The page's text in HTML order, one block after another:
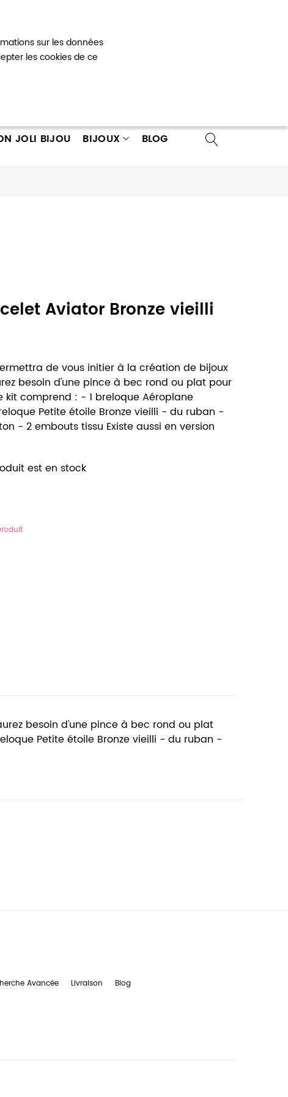
sur les données
les cookies de ce
un compte
JOLI BIJOU BIJOUX BLOG
Aviator Bronze vieilli
de vous initier à la création de bijoux
besoin d'une pince à bec rond ou plat pour
kit comprend : - 1 breloque Aéroplane
Petite étoile Bronze vieilli - du ruban -
- 2 embouts tissu Existe aussi en version
est en stock
besoin d'une pince à bec rond ou plat
Petite étoile Bronze vieilli - du ruban -
Avancée Livraison Blog